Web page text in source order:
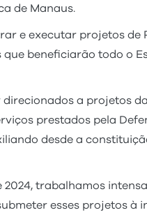
de Manaus.
e executar projetos de
beneficiarão todo o
a projetos
prestados pela
desde a
trabalhamos
esses projetos à